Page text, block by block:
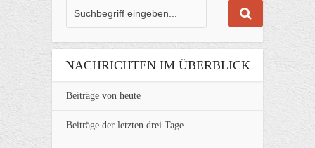
NACHRICHTEN IM ÜBERBLICK
Beiträge von heute
Beiträge der letzten drei Tage